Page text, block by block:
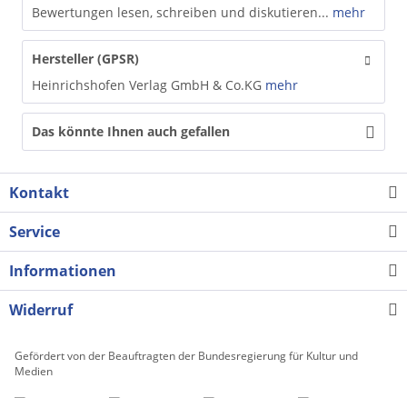
Bewertungen lesen, schreiben und diskutieren... mehr
Hersteller (GPSR)
Heinrichshofen Verlag GmbH & Co.KG mehr
Das könnte Ihnen auch gefallen
Kontakt
Service
Informationen
Widerruf
Gefördert von der Beauftragten der Bundesregierung für Kultur und
Medien